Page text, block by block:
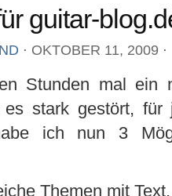
guitar-
⋅ OKTOBER 11, 2009 ⋅
Stunden mal ein
es stark gestört,
ich nun 3
Themen mit